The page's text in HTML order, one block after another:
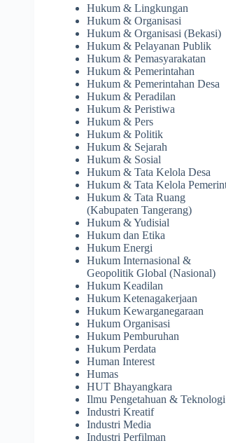
Hukum & Lingkungan
Hukum & Organisasi
Hukum & Organisasi (Bekasi)
Hukum & Pelayanan Publik
Hukum & Pemasyarakatan
Hukum & Pemerintahan
Hukum & Pemerintahan Desa
Hukum & Peradilan
Hukum & Peristiwa
Hukum & Pers
Hukum & Politik
Hukum & Sejarah
Hukum & Sosial
Hukum & Tata Kelola Desa
Hukum & Tata Kelola
Hukum & Tata Ruang
(Kabupaten Tangerang)
Hukum & Yudisial
Hukum dan Etika
Hukum Energi
Hukum Internasional &
Geopolitik Global (Nasional)
Hukum Keadilan
Hukum Ketenagakerjaan
Hukum Kewarganegaraan
Hukum Organisasi
Hukum Pemburuhan
Hukum Perdata
Human Interest
Humas
HUT Bhayangkara
Ilmu Pengetahuan & Teknologi
Industri Kreatif
Industri Media
Industri Perfilman